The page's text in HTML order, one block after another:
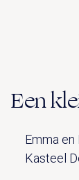
Een
Emma
Kasteel